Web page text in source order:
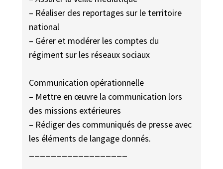
– Réaliser des reportages sur le territoire
national
– Gérer et modérer les comptes du
régiment sur les réseaux sociaux
Communication opérationnelle
– Mettre en œuvre la communication lors
des missions extérieures
– Rédiger des communiqués de presse avec
les éléments de langage donnés.